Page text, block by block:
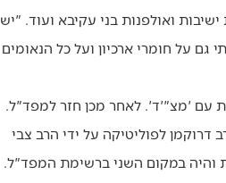
ואולפנות בני עקיבא ועוד. "יש
על חומרי ארכיון ועל כל הנאומים
רץ עצמאית עם 'מצ"'ד'. לאחר מכן חזר למפד"ל.
ביצע מתוך תודעת שליחות של 'הנני' – בתחילה, בשנת 1977, נשלח הרב דרוקמן לפוליטיקה על ידי הרב צבי
והיה במקום השני ברשימת המפד"ל.